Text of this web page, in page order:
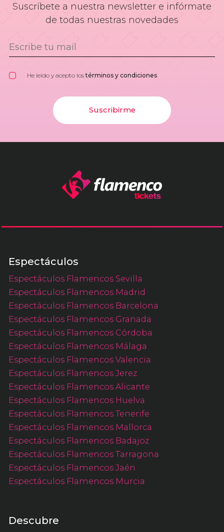
Suscríbete a nuestra newsletter e infórmate
de todas nuestras novedades
He leído y acepto lostérminos y condiciones
Suscribirme
Espectáculos
Espectáculos Flamencos Sevilla
Espectáculos Flamencos Madrid
Espectáculos Flamencos Barcelona
Espectáculos Flamencos Granada
Espectáculos Flamencos Córdoba
Espectáculos Flamencos Málaga
Espectáculos Flamencos Valencia
Espectáculos Flamencos Jerez
Espectáculos Flamencos Alicante
Espectáculos Flamencos Huelva
Espectáculos Flamencos Tenerife
Espectáculos Flamencos Mallorca
Espectáculos Flamencos Badajoz
Espectáculos Flamencos Tarragona
Espectáculos Flamencos Jaén
Espectáculos Flamencos Murcia
Descubre